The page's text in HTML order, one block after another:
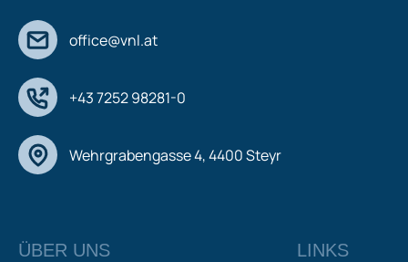
office@vnl.at
+43 7252 98281-0
Wehrgrabengasse 4, 4400 Steyr
ÜBER UNS
LINKS